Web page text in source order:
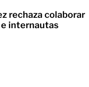
rechaza colaborar
internautas